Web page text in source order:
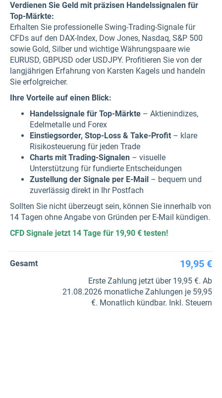
Verdienen Sie Geld mit präzisen Handelssignalen für
Top-Märkte:
Erhalten Sie professionelle Swing-Trading-Signale für
CFDs auf den DAX-Index, Dow Jones, Nasdaq, S&P 500
sowie Gold, Silber und wichtige Währungspaare wie
EURUSD, GBPUSD oder USDJPY. Profitieren Sie von der
langjährigen Erfahrung von Karsten Kagels und handeln
Sie erfolgreicher.
Ihre Vorteile auf einen Blick:
Handelssignale für Top-Märkte – Aktienindizes,
Edelmetalle und Forex
Einstiegsorder, Stop-Loss & Take-Profit – klare
Risikosteuerung für jeden Trade
Charts mit Trading-Signalen – visuelle
Unterstützung für fundierte Entscheidungen
Zustellung der Signale per E-Mail – bequem und
zuverlässig direkt in Ihr Postfach
Sollten Sie nicht überzeugt sein, können Sie innerhalb von
14 Tagen ohne Angabe von Gründen per E-Mail kündigen.
CFD Signale jetzt 14 Tage für 19,90 € testen!
Gesamt 19,95 €
Erste Zahlung jetzt über 19,95 €. Ab
21.08.2026 monatliche Zahlungen je 59,95
€. Monatlich kündbar. Inkl. Steuern